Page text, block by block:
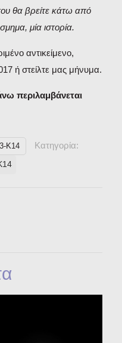
θα βρείτε κάτω από
μία ιστορία.
αντικείμενο,
ή στείλτε μας μήνυμα.
περιλαμβάνεται
K14
Κατηγορία: